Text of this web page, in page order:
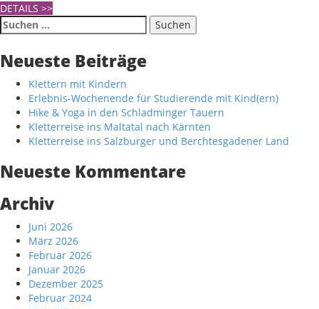
DETAILS >>
Suche
nach:
Neueste Beiträge
Klettern mit Kindern
Erlebnis-Wochenende für Studierende mit Kind(ern)
Hike & Yoga in den Schladminger Tauern
Kletterreise ins Maltatal nach Kärnten
Kletterreise ins Salzburger und Berchtesgadener Land
Neueste Kommentare
Archiv
Juni 2026
März 2026
Februar 2026
Januar 2026
Dezember 2025
Februar 2024